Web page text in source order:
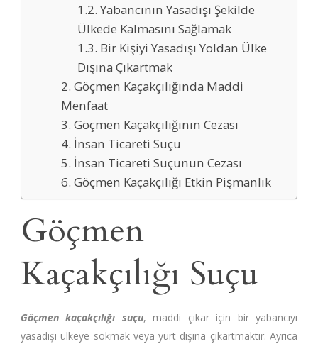
1.2. Yabancının Yasadışı Şekilde
Ülkede Kalmasını Sağlamak
1.3. Bir Kişiyi Yasadışı Yoldan Ülke
Dışına Çıkartmak
2. Göçmen Kaçakçılığında Maddi
Menfaat
3. Göçmen Kaçakçılığının Cezası
4. İnsan Ticareti Suçu
5. İnsan Ticareti Suçunun Cezası
6. Göçmen Kaçakçılığı Etkin Pişmanlık
Göçmen
Kaçakçılığı Suçu
Göçmen kaçakçılığı suçu, maddi çıkar için bir yabancıyı
yasadışı ülkeye sokmak veya yurt dışına çıkartmaktır. Ayrıca